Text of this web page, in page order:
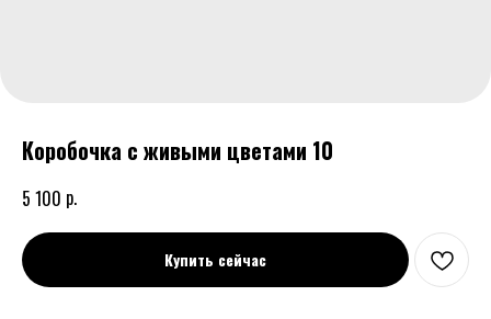
Коробочка с живыми цветами 10
5 100 р.
Купить сейчас